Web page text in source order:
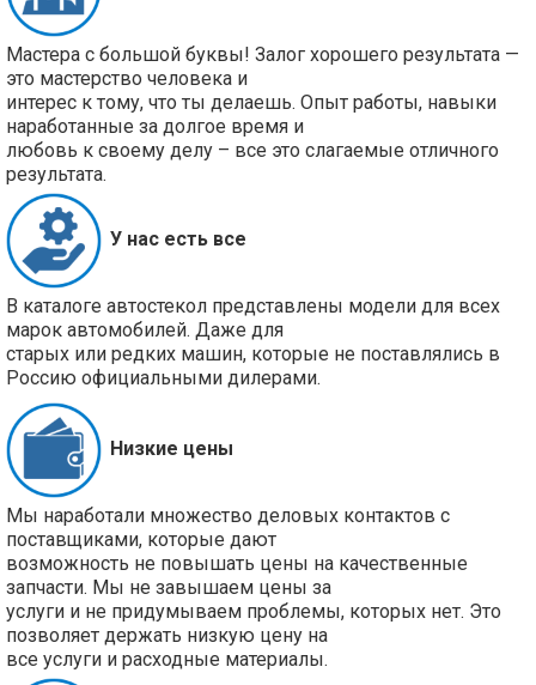
Мастера с большой буквы! Залог хорошего результата —
это мастерство человека и
интерес к тому, что ты делаешь. Опыт работы, навыки
наработанные за долгое время и
любовь к своему делу – все это слагаемые отличного
результата.
У нас есть все
В каталоге автостекол представлены модели для всех
марок автомобилей. Даже для
старых или редких машин, которые не поставлялись в
Россию официальными дилерами.
Низкие цены
Мы наработали множество деловых контактов с
поставщиками, которые дают
возможность не повышать цены на качественные
запчасти. Мы не завышаем цены за
услуги и не придумываем проблемы, которых нет. Это
позволяет держать низкую цену на
все услуги и расходные материалы.